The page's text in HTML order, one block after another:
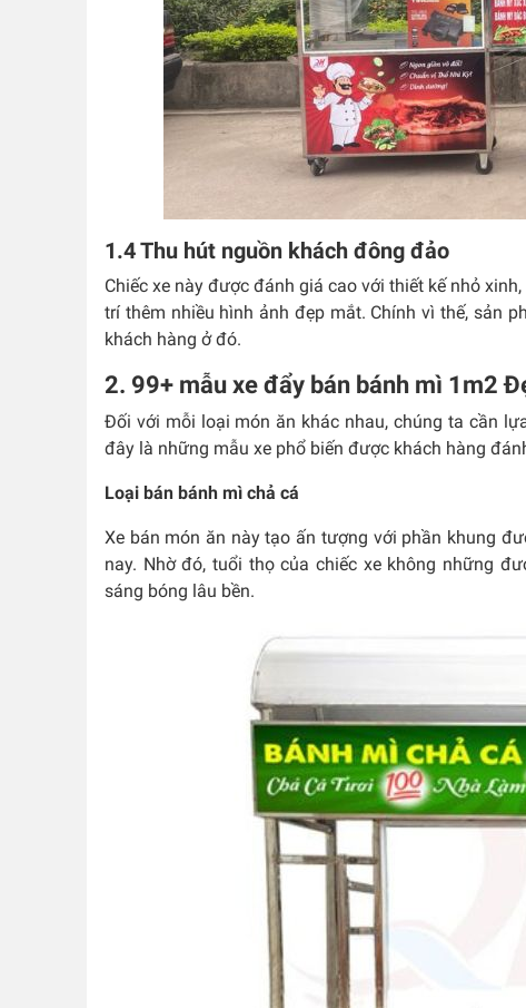
1.4 Thu hút nguồn khách đông đảo
Chiếc xe này được đánh giá cao với thiết kế nhỏ
trí thêm nhiều hình ảnh đẹp mắt. Chính vì thế, sản
khách hàng ở đó.
2. 99+ mẫu xe đẩy bán bánh mì 1m2
Đối với mỗi loại món ăn khác nhau, chúng ta cần
đây là những mẫu xe phổ biến được khách hàng
Loại bán bánh mì chả cá
Xe bán món ăn này tạo ấn tượng với phần khung
nay. Nhờ đó, tuổi thọ của chiếc xe không những
sáng bóng lâu bền.